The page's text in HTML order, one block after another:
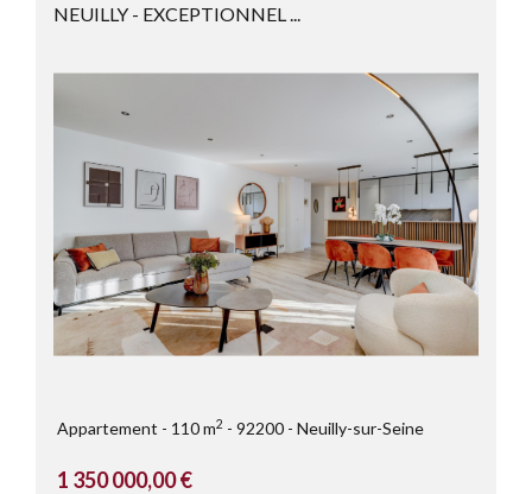
NEUILLY - EXCEPTIONNEL ...
Appartement 110 m2 92200 Neuilly-sur-Seine
1 350 000,00 €